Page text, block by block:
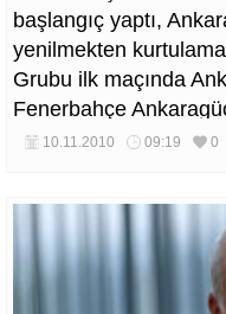
başlangıç yaptı,
yenilmekten
Grubu ilk maçında
Fenerbahçe
10.11.2010 09:19 0